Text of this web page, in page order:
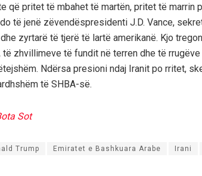
që pritet të mbahet të martën, pritet të marrin
të jenë zëvendëspresidenti J.D. Vance,
zyrtarë të tjerë të lartë amerikanë. Kjo
zhvillimeve të fundit në terren dhe të
Ndërsa presioni ndaj Iranit po rritet,
të SHBA-së.
Sot
Trump Emiratet e Bashkuara Arabe Irani